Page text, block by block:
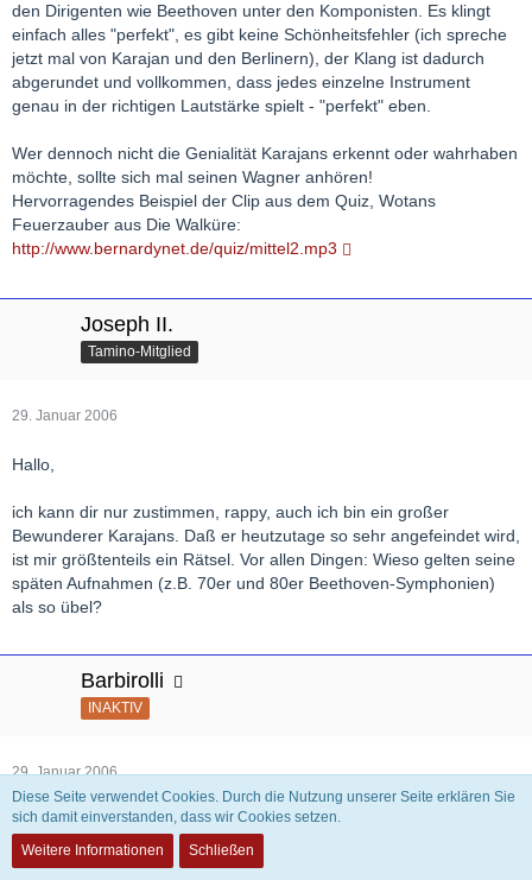
den Dirigenten wie Beethoven unter den Komponisten. Es klingt
einfach alles "perfekt", es gibt keine Schönheitsfehler (ich spreche
jetzt mal von Karajan und den Berlinern), der Klang ist dadurch
abgerundet und vollkommen, dass jedes einzelne Instrument
genau in der richtigen Lautstärke spielt - "perfekt" eben.
Wer dennoch nicht die Genialität Karajans erkennt oder wahrhaben
möchte, sollte sich mal seinen Wagner anhören!
Hervorragendes Beispiel der Clip aus dem Quiz, Wotans
Feuerzauber aus Die Walküre:
http://www.bernardynet.de/quiz/mittel2.mp3
Joseph II.
Tamino-Mitglied
29. Januar 2006
Hallo,
ich kann dir nur zustimmen, rappy, auch ich bin ein großer
Bewunderer Karajans. Daß er heutzutage so sehr angefeindet wird,
ist mir größtenteils ein Rätsel. Vor allen Dingen: Wieso gelten seine
späten Aufnahmen (z.B. 70er und 80er Beethoven-Symphonien)
als so übel?
Barbirolli
INAKTIV
29. Januar 2006
Zitat
Diese Seite verwendet Cookies. Durch die Nutzung unserer Seite erklären Sie
sich damit einverstanden, dass wir Cookies setzen.
Weitere Informationen
Schließen